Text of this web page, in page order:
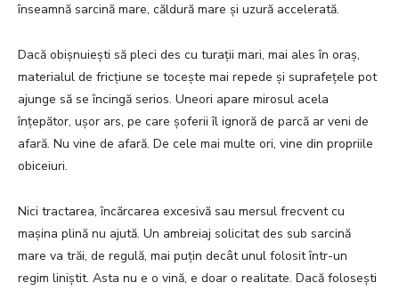
înseamnă sarcină mare, căldură mare și uzură accelerată.
Dacă obișnuiești să pleci des cu turații mari, mai ales în oraș,
materialul de fricțiune se tocește mai repede și suprafețele pot
ajunge să se încingă serios. Uneori apare mirosul acela
înțepător, ușor ars, pe care șoferii îl ignoră de parcă ar veni de
afară. Nu vine de afară. De cele mai multe ori, vine din propriile
obiceiuri.
Nici tractarea, încărcarea excesivă sau mersul frecvent cu
mașina plină nu ajută. Un ambreiaj solicitat des sub sarcină
mare va trăi, de regulă, mai puțin decât unul folosit într-un
regim liniștit. Asta nu e o vină, e doar o realitate. Dacă folosești